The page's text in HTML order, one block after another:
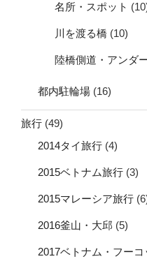
名所・スポット
川を渡る橋 (10)
陸橋側道・アンダ
都内駐輪場 (16)
旅行 (49)
2014タイ旅行 (4)
2015ベトナム旅行 (3)
2015マレーシア旅行
2016釜山・大邱 (5)
2017ベトナム・フーコ